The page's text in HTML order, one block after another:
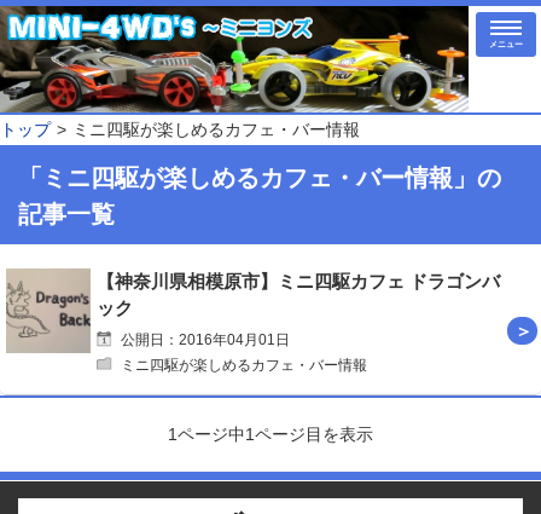
メニュー
トップ ミニ四駆が楽しめるカフェ・バー情報
「ミニ四駆が楽しめるカフェ・バー情報」の
記事一覧
【神奈川県相模原市】ミニ四駆カフェ ドラゴンバ
ック
公開日：2016年04月01日
ミニ四駆が楽しめるカフェ・バー情報
1ページ中1ページ目を表示